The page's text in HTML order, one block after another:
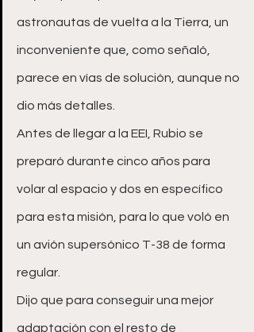
astronautas de vuelta a la Tierra, un
inconveniente que, como señaló,
parece en vías de solución, aunque no
dio más detalles.
Antes de llegar a la EEI, Rubio se
preparó durante cinco años para
volar al espacio y dos en específico
para esta misión, para lo que voló en
un avión supersónico T-38 de forma
regular.
Dijo que para conseguir una mejor
adaptación con el resto de